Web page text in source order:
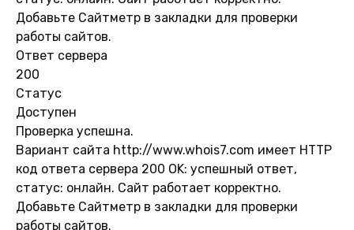
Добавьте Сайтметр в закладки для проверки
работы сайтов.
Ответ сервера
200
Статус
Доступен
Проверка успешна.
Вариант сайта http://www.whois7.com имеет HTTP
код ответа сервера 200 OK: успешный ответ,
статус: онлайн. Сайт работает корректно.
Добавьте Сайтметр в закладки для проверки
работы сайтов.